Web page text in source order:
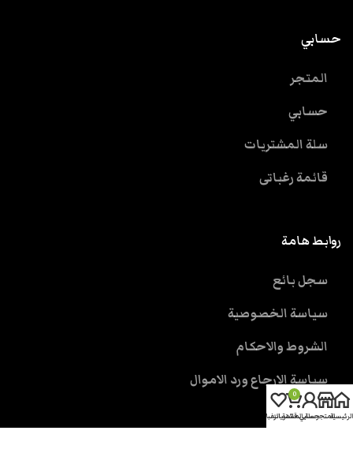
حسابي
المتجر
حسابي
سلة المشتريات
قائمة رغباتى
روابط هامة
سجل بائع
سياسة الخصوصية
الشروط والاحكام
سياسة الارجاع ورد الاموال
الرئيسيةالمتجرحسابي
0
سلة المشتريات
قائمة الرغبات